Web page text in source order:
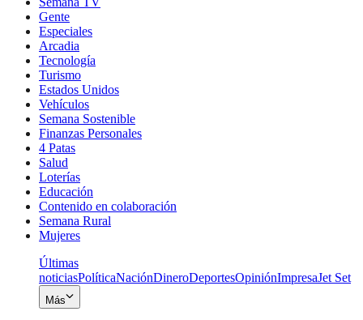
Gente
Especiales
Arcadia
Tecnología
Turismo
Estados Unidos
Vehículos
Semana Sostenible
Finanzas Personales
4 Patas
Salud
Loterías
Educación
Contenido en colaboración
Semana Rural
Mujeres
Últimas
noticiasPolíticaNaciónDineroDeportesOpiniónImpresaJet Set
Más